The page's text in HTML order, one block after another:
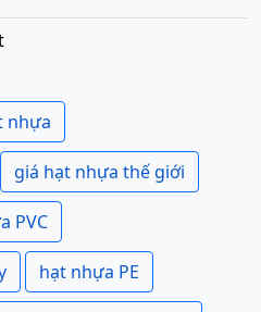
nhựa
giá hạt nhựa thế giới
PVC
hạt nhựa PE